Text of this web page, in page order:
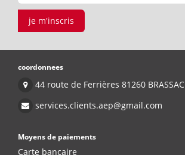
je m'inscris
coordonnees
44 route de Ferrières 81260 BRASSAC
services.clients.aep@gmail.com
Moyens de paiements
Carte bancaire